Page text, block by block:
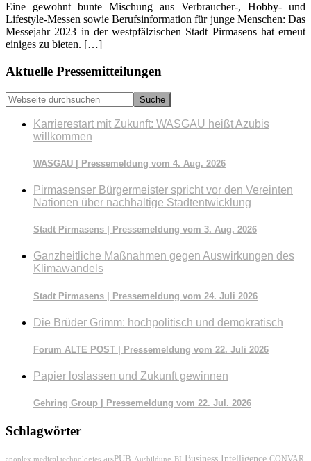
Eine gewohnt bunte Mischung aus Verbraucher-, Hobby- und
Lifestyle-Messen sowie Berufsinformation für junge Menschen: Das
Messejahr 2023 in der westpfälzischen Stadt Pirmasens hat erneut
einiges zu bieten. […]
Seitenspalte
Aktuelle Pressemitteilungen
Webseite
durchsuchen
Karrierestart mit Zukunft: WASGAU heißt Azubis
willkommen
WASGAU | Pressemeldung vom 4. Aug. 2026
Pirmasenser Bürgermeister spricht vor den Vereinten
Nationen über nachhaltige Stadtentwicklung
Stadt Pirmasens | Pressemeldung vom 3. Aug. 2026
Ganzheitliche Maßnahmen gegen Auswirkungen des
Klimawandels
Stadt Pirmasens | Pressemeldung vom 24. Juli 2026
Die Brüder Grimm: hochpolitisch und demokratisch
Forum ALTE POST | Pressemeldung vom 22. Juli 2026
Papier loslassen und Zukunft gewinnen
Gehring Group | Pressemeldung vom 22. Jul. 2026
Schlagwörter
apoplex medical technologies arsPUB Ausbildung BI Business Intelligence CONVAR